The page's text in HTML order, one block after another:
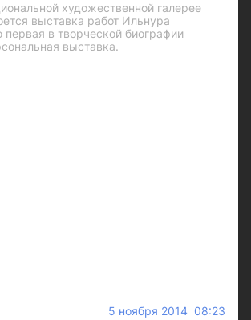
художественной галерее
выставка работ Ильнура
первая в творческой биографии
выставка.
5 ноября 2014 08:23